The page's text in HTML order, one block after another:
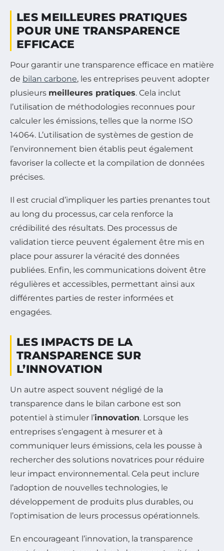
LES MEILLEURES PRATIQUES
POUR UNE TRANSPARENCE
EFFICACE
Pour garantir une transparence efficace en matière
de bilan carbone, les entreprises peuvent adopter
plusieurs meilleures pratiques. Cela inclut
l’utilisation de méthodologies reconnues pour
calculer les émissions, telles que la norme ISO
14064. L’utilisation de systèmes de gestion de
l’environnement bien établis peut également
favoriser la collecte et la compilation de données
précises.
Il est crucial d’impliquer les parties prenantes tout
au long du processus, car cela renforce la
crédibilité des résultats. Des processus de
validation tierce peuvent également être mis en
place pour assurer la véracité des données
publiées. Enfin, les communications doivent être
régulières et accessibles, permettant ainsi aux
différentes parties de rester informées et
engagées.
LES IMPACTS DE LA
TRANSPARENCE SUR
L’INNOVATION
Un autre aspect souvent négligé de la
transparence dans le bilan carbone est son
potentiel à stimuler l’innovation. Lorsque les
entreprises s’engagent à mesurer et à
communiquer leurs émissions, cela les pousse à
rechercher des solutions novatrices pour réduire
leur impact environnemental. Cela peut inclure
l’adoption de nouvelles technologies, le
développement de produits plus durables, ou
l’optimisation de leurs processus opérationnels.
En encourageant l’innovation, la transparence